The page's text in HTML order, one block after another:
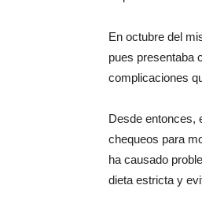
En octubre del
pues presentaba
complicaciones
Desde entonces,
chequeos para
ha causado
dieta estricta y